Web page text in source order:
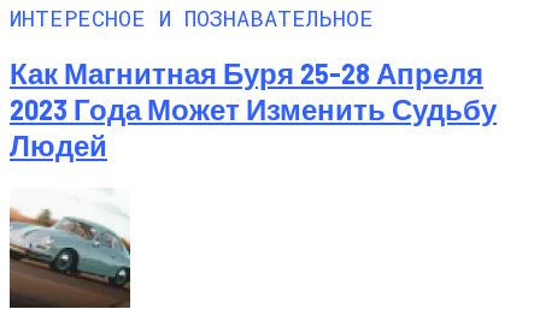
ИНТЕРЕСНОЕ И ПОЗНАВАТЕЛЬНОЕ
Как Магнитная Буря 25-28 Апреля
2023 Года Может Изменить Судьбу
Людей